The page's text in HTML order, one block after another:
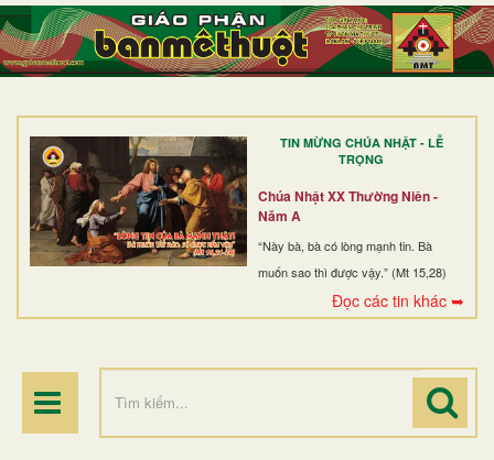
TIN MỪNG CHÚA NHẬT - LỄ
TRỌNG
Chúa Nhật XX Thường Niên -
Năm A
“Này bà, bà có lòng mạnh tin. Bà
muốn sao thì được vậy.” (Mt 15,28)
Đọc các tin khác ➥
TRANG NHẤT
GIỚI THIỆU
DÒNG TU
BAN MỤC VỤ
ĐOÀN THỂ CG
ĐIỂM HÀNH HƯƠNG